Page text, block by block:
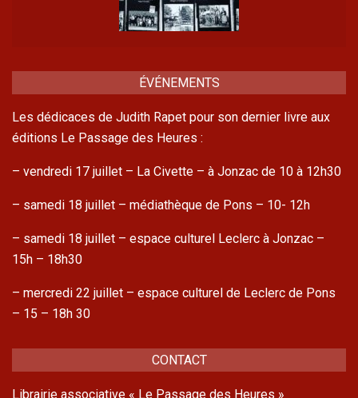
ÉVÉNEMENTS
Les dédicaces de Judith Rapet pour son dernier livre aux
éditions Le Passage des Heures :
– vendredi 17 juillet – La Civette – à Jonzac de 10 à 12h30
– samedi 18 juillet – médiathèque de Pons – 10- 12h
– samedi 18 juillet – espace culturel Leclerc à Jonzac –
15h – 18h30
– mercredi 22 juillet – espace culturel de Leclerc de Pons
– 15 – 18h 30
CONTACT
Librairie associative « Le Passage des Heures »